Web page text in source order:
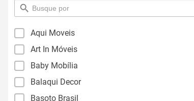
pesquisar
por
Aqui Moveis
Art In Móveis
Baby Mobília
Balaqui Decor
Basoto Brasil